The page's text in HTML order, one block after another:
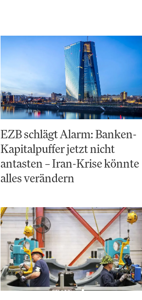
EZB schlägt Alarm: Banken-
Kapitalpuffer jetzt nicht
antasten – Iran-Krise könnte
alles verändern